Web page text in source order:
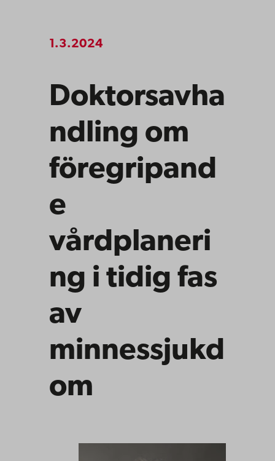
1.3.2024
Doktorsavha
ndling om
föregripand
e
vårdplaneri
ng i tidig fas
av
minnessjukd
om